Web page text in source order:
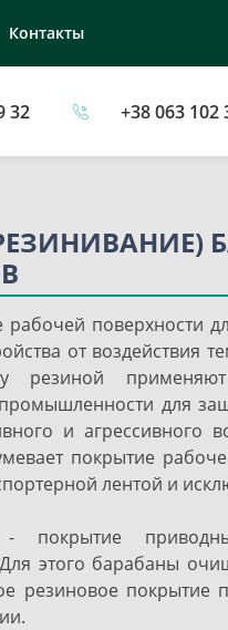
Контакты
32 +38 063 102
рабочей поверхности
от воздействия
резиной
для
и агрессивного
покрытие
лентой и
- покрытие
этого барабаны
резиновое покрытие